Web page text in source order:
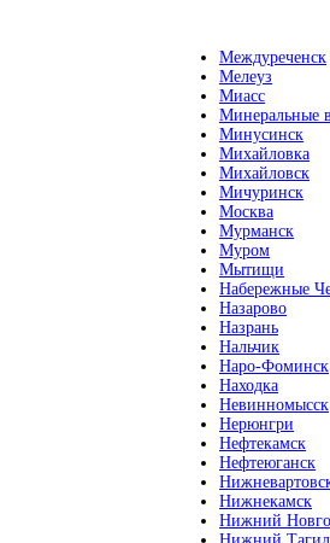
Междуреченск
Мелеуз
Миасс
Минеральные
Минусинск
Михайловка
Михайловск
Мичуринск
Москва
Мурманск
Муром
Мытищи
Набережные
Назарово
Назрань
Нальчик
Наро-Фоминск
Находка
Невинномысск
Нерюнгри
Нефтекамск
Нефтеюганск
Нижнекамск
Нижний